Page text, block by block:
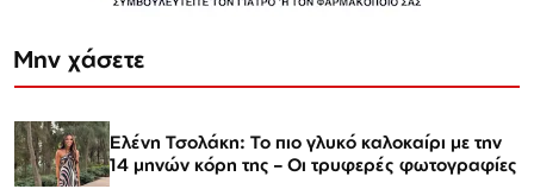
Μην χάσετε
Ελένη Τσολάκη: Το πιο γλυκό καλοκαίρι με την
14 μηνών κόρη της – Οι τρυφερές φωτογραφίες